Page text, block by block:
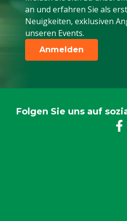
an und erfahren Sie als
Neuigkeiten, exklusiven
unseren Events.
Anmelden
Folgen Sie uns auf